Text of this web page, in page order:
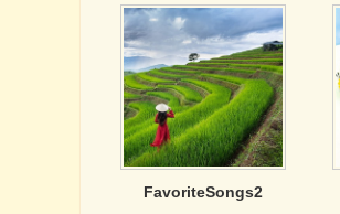
FavoriteSongs2